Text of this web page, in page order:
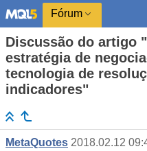
Fórum
Discussão do artigo
estratégia de
tecnologia de
indicadores"
MetaQuotes 2018.02.12